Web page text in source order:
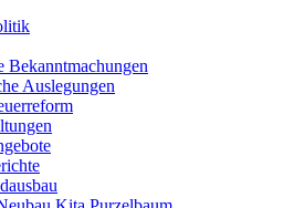
Bekanntmachungen
Auslegungen